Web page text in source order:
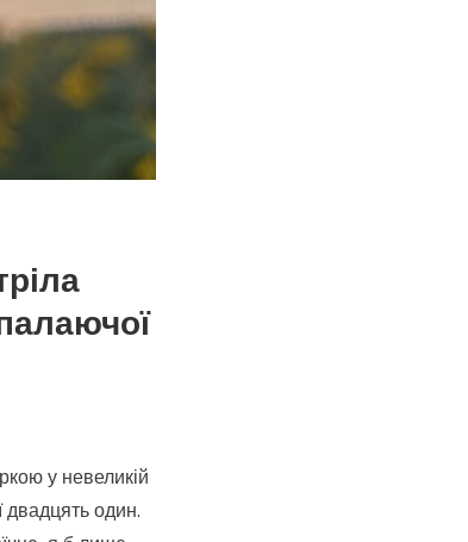
у невеликій
двадцять один.